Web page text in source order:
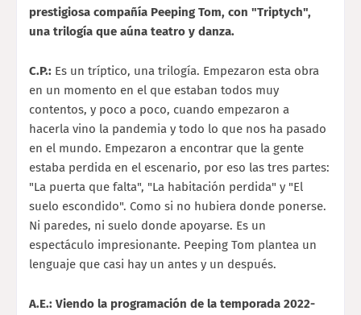
prestigiosa compañía Peeping Tom, con "Triptych",
una trilogía que aúna teatro y danza.
C.P.: Es un tríptico, una trilogía. Empezaron esta obra
en un momento en el que estaban todos muy
contentos, y poco a poco, cuando empezaron a
hacerla vino la pandemia y todo lo que nos ha pasado
en el mundo. Empezaron a encontrar que la gente
estaba perdida en el escenario, por eso las tres partes:
"La puerta que falta", "La habitación perdida" y "El
suelo escondido". Como si no hubiera donde ponerse.
Ni paredes, ni suelo donde apoyarse. Es un
espectáculo impresionante. Peeping Tom plantea un
lenguaje que casi hay un antes y un después.
A.E.: Viendo la programación de la temporada 2022-